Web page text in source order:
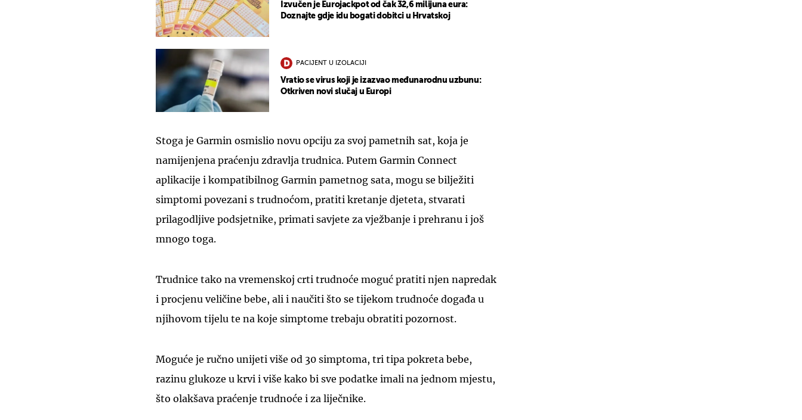
Izvučen je Eurojackpot od čak 32,6 milijuna eura:
Doznajte gdje idu bogati dobitci u Hrvatskoj
PACIJENT U IZOLACIJI
Vratio se virus koji je izazvao međunarodnu uzbunu:
Otkriven novi slučaj u Europi
Stoga je Garmin osmislio novu opciju za svoj pametnih sat, koja je
namijenjena praćenju zdravlja trudnica. Putem Garmin Connect
aplikacije i kompatibilnog Garmin pametnog sata, mogu se bilježiti
simptomi povezani s trudnoćom, pratiti kretanje djeteta, stvarati
prilagodljive podsjetnike, primati savjete za vježbanje i prehranu i još
mnogo toga.
Trudnice tako na vremenskoj crti trudnoće moguć pratiti njen napredak
i procjenu veličine bebe, ali i naučiti što se tijekom trudnoće događa u
njihovom tijelu te na koje simptome trebaju obratiti pozornost.
Moguće je ručno unijeti više od 30 simptoma, tri tipa pokreta bebe,
razinu glukoze u krvi i više kako bi sve podatke imali na jednom mjestu,
što olakšava praćenje trudnoće i za liječnike.